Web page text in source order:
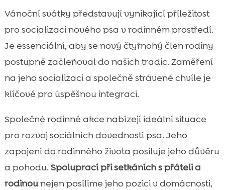
Vánoční svátky představují vynikající příležitost
pro socializaci nového psa v rodinném prostředí.
Je essenciální, aby se nový čtyřnohý člen rodiny
postupně začleňoval do našich tradic. Zaměření
na jeho socializaci a společně strávené chvíle je
klíčové pro úspěšnou integraci.
Společné rodinné akce nabízejí ideální situace
pro rozvoj sociálních dovedností psa. Jeho
zapojení do rodinného života posiluje jeho důvěru
a pohodu. Spoluprací při setkáních s přáteli a
rodinounejen posílíme jeho pozici v domácnosti,